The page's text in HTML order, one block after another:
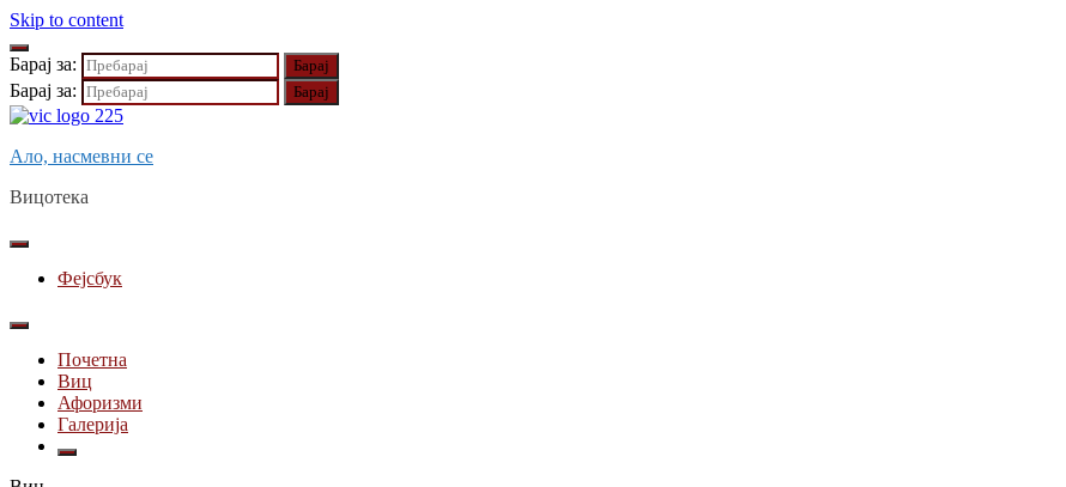
Skip to content
Барај за:
Барај за:
Ало, насмевни се
Вицотека
Фејсбук
Почетна
Виц
Афоризми
Галерија